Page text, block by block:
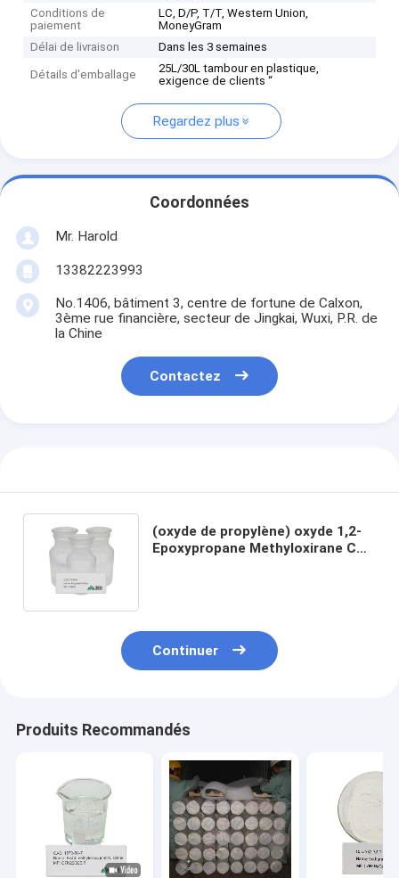
Conditions de
paiement
LC, D/P, T/T, Western Union,
MoneyGram
Délai de livraison
Dans les 3 semaines
Détails d'emballage
25L/30L tambour en plastique,
exigence de clients “
Regardez plus
Coordonnées
Mr. Harold
13382223993
No.1406, bâtiment 3, centre de fortune de Calxon,
3ème rue financière, secteur de Jingkai, Wuxi, P.R. de
la Chine
Contactez
(oxyde de propylène) oxyde 1,2-
Epoxypropane Methyloxirane CAS
Continuer
Produits Recommandés